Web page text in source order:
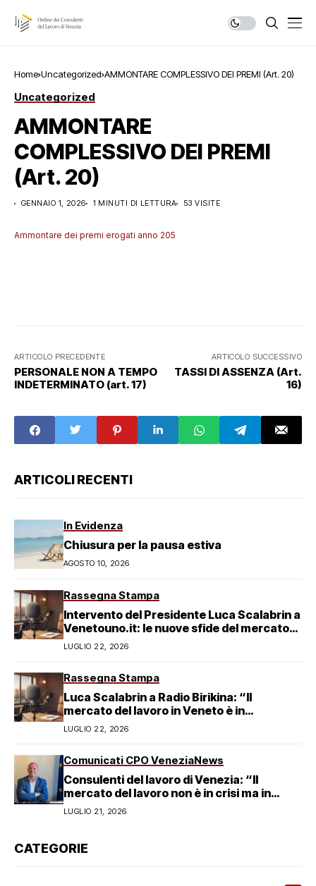
Home Uncategorized AMMONTARE COMPLESSIVO DEI PREMI (Art. 20)
Uncategorized
AMMONTARE
COMPLESSIVO DEI PREMI
(Art. 20)
GENNAIO 1, 2026 1 MINUTI DI LETTURA 53 VISITE
Ammontare dei premi erogati anno 205
ARTICOLO PRECEDENTE
PERSONALE NON A TEMPO
INDETERMINATO (art. 17)
ARTICOLO SUCCESSIVO
TASSI DI ASSENZA (Art.
16)
ARTICOLI RECENTI
In Evidenza
Chiusura per la pausa estiva
AGOSTO 10, 2026
Rassegna Stampa
Intervento del Presidente Luca Scalabrin a
Venetouno.it: le nuove sfide del mercato
del lavoro veneziano
LUGLIO 22, 2026
Rassegna Stampa
Luca Scalabrin a Radio Birikina: “Il
mercato del lavoro in Veneto è in
trasformazione”
LUGLIO 22, 2026
Comunicati CPO VeneziaNews
Consulenti del lavoro di Venezia: “Il
mercato del lavoro non è in crisi ma in
trasformazione, serve responsabilità
condivisa”
LUGLIO 21, 2026
CATEGORIE